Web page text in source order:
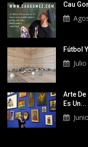
Cau
Fútbol
Arte De
Es Un...